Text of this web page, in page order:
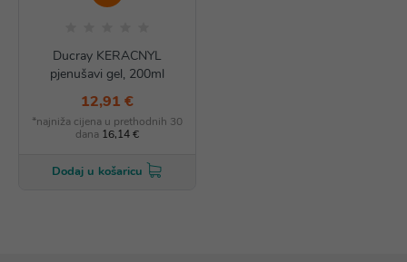
Ducray KERACNYL
pjenušavi gel, 200ml
12,91 €
*najniža cijena u prethodnih 30
dana 16,14 €
Dodaj u košaricu